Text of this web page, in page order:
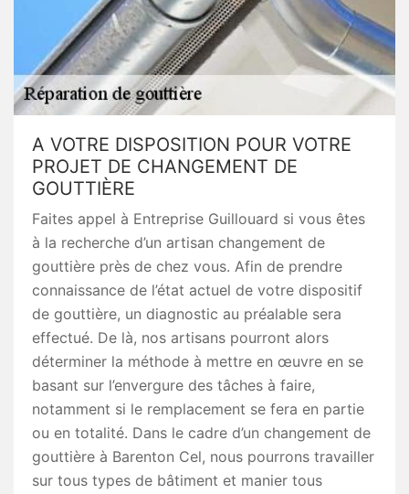
A VOTRE DISPOSITION POUR VOTRE
PROJET DE CHANGEMENT DE
GOUTTIÈRE
Faites appel à Entreprise Guillouard si vous êtes
à la recherche d’un artisan changement de
gouttière près de chez vous. Afin de prendre
connaissance de l’état actuel de votre dispositif
de gouttière, un diagnostic au préalable sera
effectué. De là, nos artisans pourront alors
déterminer la méthode à mettre en œuvre en se
basant sur l’envergure des tâches à faire,
notamment si le remplacement se fera en partie
ou en totalité. Dans le cadre d’un changement de
gouttière à Barenton Cel, nous pourrons travailler
sur tous types de bâtiment et manier tous